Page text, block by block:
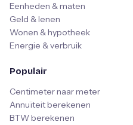
Eenheden & maten
Geld & lenen
Wonen & hypotheek
Energie & verbruik
Populair
Centimeter naar meter
Annuïteit berekenen
BTW berekenen